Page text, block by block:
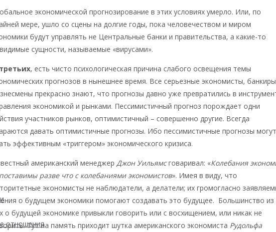
отношения
экономической прогнозирование в этих условиях умерло. Или, по
мере, ушло со сцены на долгие годы, пока человечеством и миром
будут управлять не Центральные банки и правительства, а какие-то
сущности, называемые «вирусами».
, есть чисто психологическая причина слабого освещения темы
прогнозов в нынешнее время. Все серьезные экономисты,
прекрасно знают, что прогнозы давно уже превратились в
экономикой и рынками. Пессимистичный прогноз порождает одни
участников рынков, оптимистичный – совершенно другие. Всегда
давать оптимистичные прогнозы. Ибо пессимистичные прогнозы могут
эффективным «триггером» экономического кризиса.
американский менеджерДжон Уильямсговаривал: «Колебания
разве что с колебаниями экономистов». Имея в виду, что
экономисты не наблюдатели, а делатели; их громогласно
о будущем экономики помогают создавать это будущее. Большинство из
о будущей экономике привыкли говорить или с восхищением, или никак не
Тут на память приходит шутка американского экономиста Рудольфа